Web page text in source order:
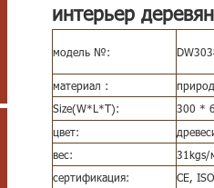
интерьер
модель №:
материал :
Size(W*L*T):
300 *
цвет:
вес:
31kgs/
сертификация:
CE,